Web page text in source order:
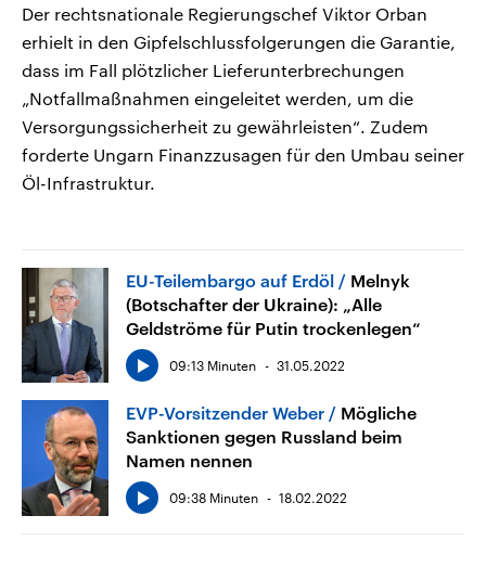
Der rechtsnationale Regierungschef Viktor Orban
erhielt in den Gipfelschlussfolgerungen die Garantie,
dass im Fall plötzlicher Lieferunterbrechungen
„Notfallmaßnahmen eingeleitet werden, um die
Versorgungssicherheit zu gewährleisten“. Zudem
forderte Ungarn Finanzzusagen für den Umbau seiner
Öl-Infrastruktur.
EU-Teilembargo auf Erdöl
Melnyk
(Botschafter der Ukraine): „Alle
Geldströme für Putin trockenlegen“
09:13 Minuten 31.05.2022
EVP-Vorsitzender Weber
Mögliche
Sanktionen gegen Russland beim
Namen nennen
09:38 Minuten 18.02.2022